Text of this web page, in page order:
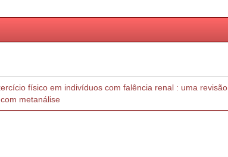
físico em indivíduos com falência renal : uma revisão
metanálise